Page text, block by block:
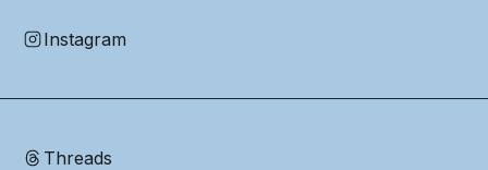
Instagram
Threads